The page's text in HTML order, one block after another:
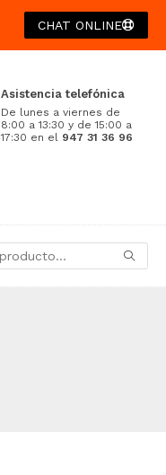
CHAT ONLINE
Asistencia telefónica
De lunes a viernes de
8:00 a 13:30 y de 15:00 a
17:30 en el 947 31 36 96